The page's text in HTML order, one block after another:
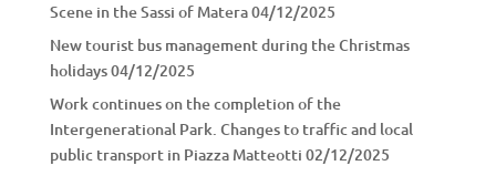
Scene in the Sassi of Matera04/12/2025
New tourist bus management during the Christmas
holidays04/12/2025
Work continues on the completion of the
Intergenerational Park. Changes to traffic and local
public transport in Piazza Matteotti 02/12/2025